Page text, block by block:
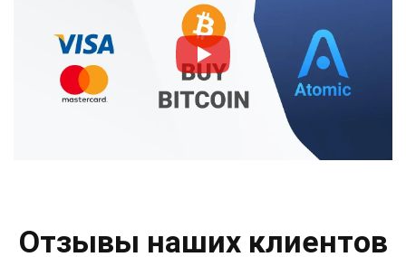
Отзывы наших клиентов